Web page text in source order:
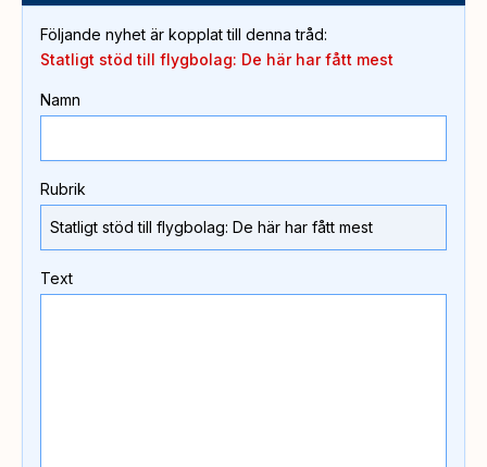
Följande nyhet är kopplat till denna tråd:
Statligt stöd till flygbolag: De här har fått mest
Namn
Rubrik
Text